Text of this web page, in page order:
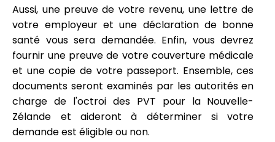
Aussi, une preuve de votre revenu, une lettre de
votre employeur et une déclaration de bonne
santé vous sera demandée. Enfin, vous devrez
fournir une preuve de votre couverture médicale
et une copie de votre passeport. Ensemble, ces
documents seront examinés par les autorités en
charge de l'octroi des PVT pour la Nouvelle-
Zélande et aideront à déterminer si votre
demande est éligible ou non.